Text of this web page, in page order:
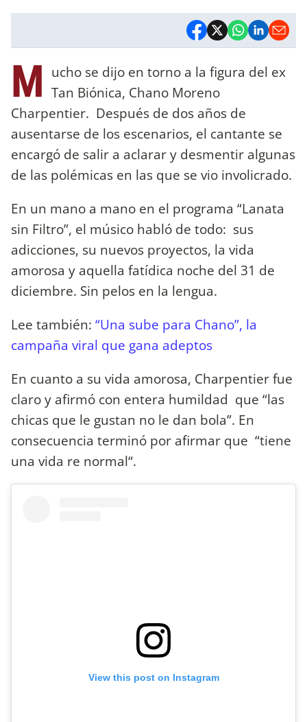
M ucho se dijo en torno a la figura del ex
Tan Biónica, Chano Moreno
Charpentier. Después de dos años de
ausentarse de los escenarios, el cantante se
encargó de salir a aclarar y desmentir algunas
de las polémicas en las que se vio involicrado.
En un mano a mano en el programa “Lanata
sin Filtro”, el músico habló de todo: sus
adicciones, su nuevos proyectos, la vida
amorosa y aquella fatídica noche del 31 de
diciembre. Sin pelos en la lengua.
Lee también: “Una sube para Chano”, la
campaña viral que gana adeptos
En cuanto a su vida amorosa, Charpentier fue
claro y afirmó con entera humildad que “las
chicas que le gustan no le dan bola”. En
consecuencia terminó por afirmar que “tiene
una vida re normal“.
View this post on Instagram